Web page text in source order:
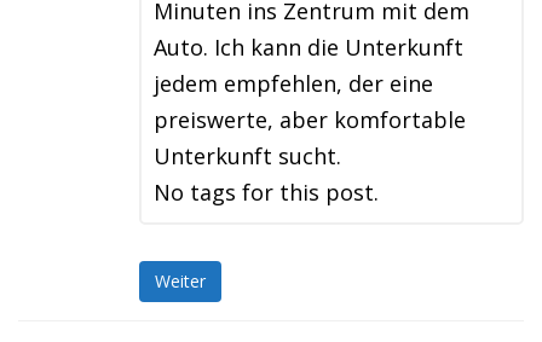
Minuten ins Zentrum mit dem
Auto. Ich kann die Unterkunft
jedem empfehlen, der eine
preiswerte, aber komfortable
Unterkunft sucht.
No tags for this post.
Weiter